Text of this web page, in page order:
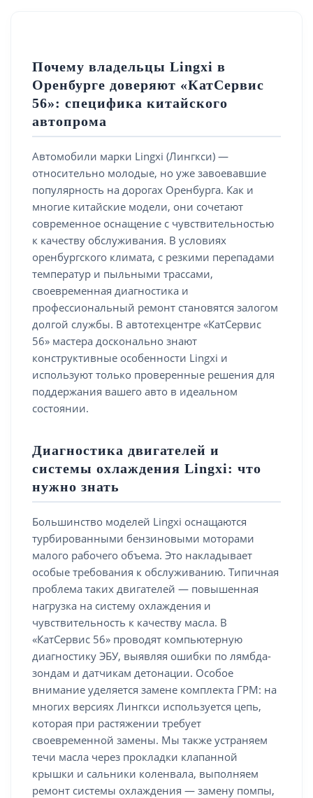
Почему владельцы Lingxi в
Оренбурге доверяют «КатСервис
56»: специфика китайского
автопрома
Автомобили марки Lingxi (Лингкси) —
относительно молодые, но уже завоевавшие
популярность на дорогах Оренбурга. Как и
многие китайские модели, они сочетают
современное оснащение с чувствительностью
к качеству обслуживания. В условиях
оренбургского климата, с резкими перепадами
температур и пыльными трассами,
своевременная диагностика и
профессиональный ремонт становятся залогом
долгой службы. В автотехцентре «КатСервис
56» мастера досконально знают
конструктивные особенности Lingxi и
используют только проверенные решения для
поддержания вашего авто в идеальном
состоянии.
Диагностика двигателей и
системы охлаждения Lingxi: что
нужно знать
Большинство моделей Lingxi оснащаются
турбированными бензиновыми моторами
малого рабочего объема. Это накладывает
особые требования к обслуживанию. Типичная
проблема таких двигателей — повышенная
нагрузка на систему охлаждения и
чувствительность к качеству масла. В
«КатСервис 56» проводят компьютерную
диагностику ЭБУ, выявляя ошибки по лямбда-
зондам и датчикам детонации. Особое
внимание уделяется замене комплекта ГРМ: на
многих версиях Лингкси используется цепь,
которая при растяжении требует
своевременной замены. Мы также устраняем
течи масла через прокладки клапанной
крышки и сальники коленвала, выполняем
ремонт системы охлаждения — замену помпы,